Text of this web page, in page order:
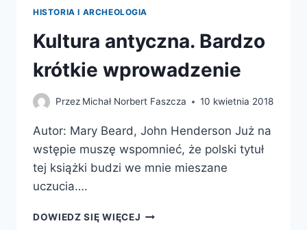
HISTORIA I ARCHEOLOGIA
Kultura antyczna. Bardzo
krótkie wprowadzenie
Przez Michał Norbert Faszcza 10 kwietnia 2018
Autor: Mary Beard, John Henderson Już na
wstępie muszę wspomnieć, że polski tytuł
tej książki budzi we mnie mieszane
uczucia….
DOWIEDZ SIĘ WIĘCEJ KULTURA